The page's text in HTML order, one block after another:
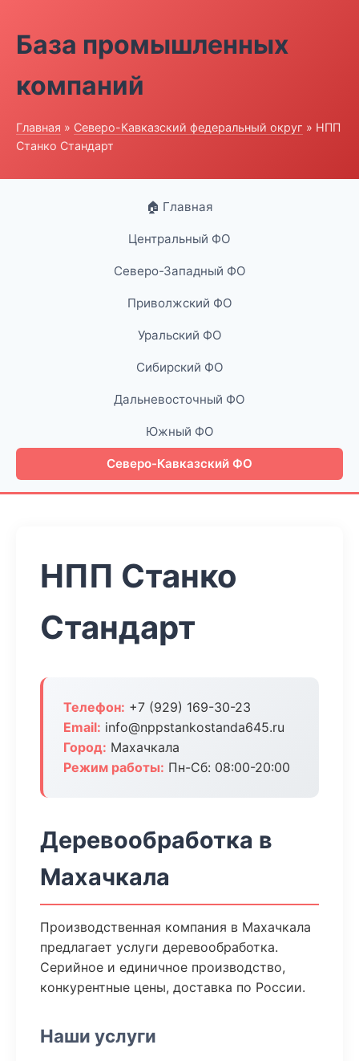
База промышленных
компаний
Главная » Северо-Кавказский федеральный округ » НПП
Станко Стандарт
🏠 Главная
Центральный ФО
Северо-Западный ФО
Приволжский ФО
Уральский ФО
Сибирский ФО
Дальневосточный ФО
Южный ФО
Северо-Кавказский ФО
НПП Станко
Стандарт
Телефон: +7 (929) 169-30-23
Email: info@nppstankostanda645.ru
Город: Махачкала
Режим работы: Пн-Сб: 08:00-20:00
Деревообработка в
Махачкала
Производственная компания в Махачкала
предлагает услуги деревообработка.
Серийное и единичное производство,
конкурентные цены, доставка по России.
Наши услуги